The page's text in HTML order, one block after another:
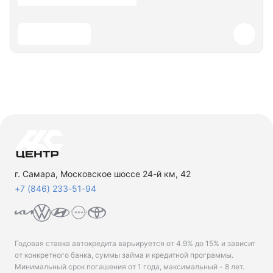
г. Самара, Московское шоссе 24-й км, 42
+7 (846) 233-51-94
Годовая ставка автокредита варьируется от 4.9% до 15% и зависит
от конкретного банка, суммы займа и кредитной программы.
Минимальный срок погашения от 1 года, максимальный - 8 лет.